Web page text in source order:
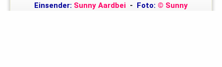
Einsender: Sunny Aardbei - Foto: © Sunny